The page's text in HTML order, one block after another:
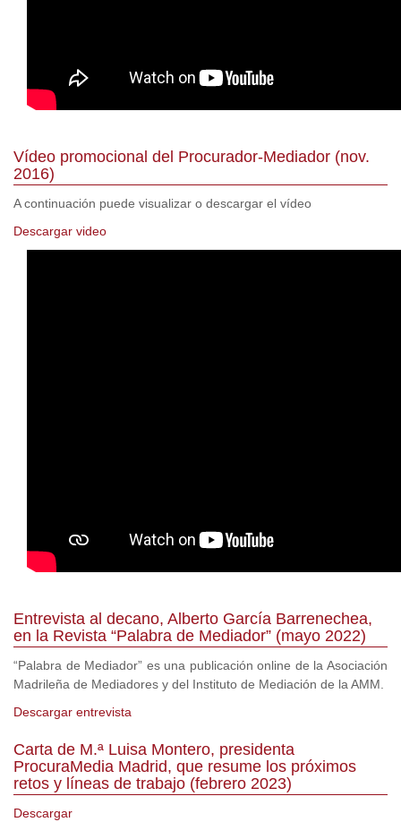
Vídeo promocional del Procurador-Mediador (nov.
2016)
A continuación puede visualizar o descargar el vídeo
Descargar video
Entrevista al decano, Alberto García Barrenechea,
en la Revista “Palabra de Mediador” (mayo 2022)
“Palabra de Mediador” es una publicación online de la Asociación
Madrileña de Mediadores y del Instituto de Mediación de la AMM.
Descargar entrevista
Carta de M.ª Luisa Montero, presidenta
ProcuraMedia Madrid, que resume los próximos
retos y líneas de trabajo (febrero 2023)
Descargar